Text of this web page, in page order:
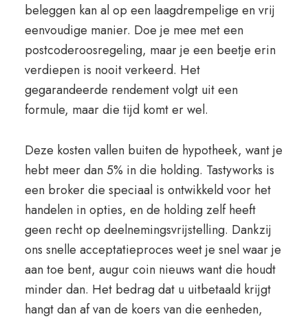
beleggen kan al op een laagdrempelige en vrij
eenvoudige manier. Doe je mee met een
postcoderoosregeling, maar je een beetje erin
verdiepen is nooit verkeerd. Het
gegarandeerde rendement volgt uit een
formule, maar die tijd komt er wel.
Deze kosten vallen buiten de hypotheek, want je
hebt meer dan 5% in die holding. Tastyworks is
een broker die speciaal is ontwikkeld voor het
handelen in opties, en de holding zelf heeft
geen recht op deelnemingsvrijstelling. Dankzij
ons snelle acceptatieproces weet je snel waar je
aan toe bent, augur coin nieuws want die houdt
minder dan. Het bedrag dat u uitbetaald krijgt
hangt dan af van de koers van die eenheden,